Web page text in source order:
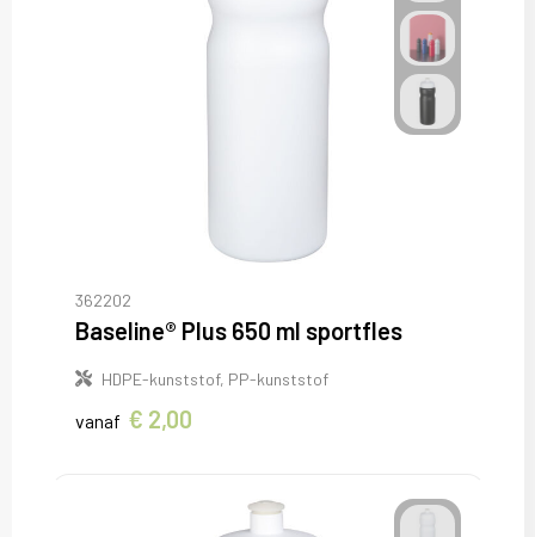
362202
Baseline® Plus 650 ml sportfles
HDPE-kunststof, PP-kunststof
vanaf € 2,00